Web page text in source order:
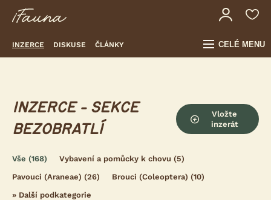
INZERCE DISKUSE ČLÁNKY CELÉ MENU
INZERCE - SEKCE
BEZOBRATLÍ
Vložte
inzerát
Vše (168) Vybavení a pomůcky k chovu (5)
Pavouci (Araneae) (26) Brouci (Coleoptera) (10)
» Další podkategorie